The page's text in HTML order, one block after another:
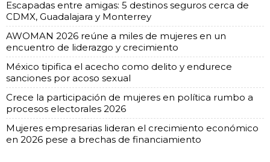
Escapadas entre amigas: 5 destinos seguros cerca de
CDMX, Guadalajara y Monterrey
AWOMAN 2026 reúne a miles de mujeres en un
encuentro de liderazgo y crecimiento
México tipifica el acecho como delito y endurece
sanciones por acoso sexual
Crece la participación de mujeres en política rumbo a
procesos electorales 2026
Mujeres empresarias lideran el crecimiento económico
en 2026 pese a brechas de financiamiento